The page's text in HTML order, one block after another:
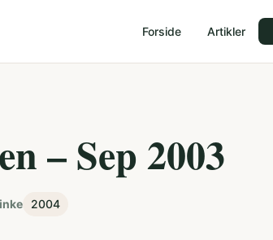
Forside Artikler
– Sep 2003
2004